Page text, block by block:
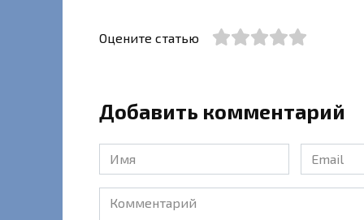
Оцените статью
Добавить комментарий
Имя
*
Email
*
Комментарий